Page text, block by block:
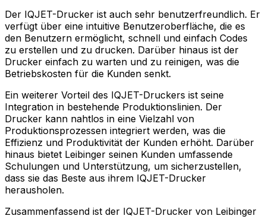
Der IQJET-Drucker ist auch sehr benutzerfreundlich. Er
verfügt über eine intuitive Benutzeroberfläche, die es
den Benutzern ermöglicht, schnell und einfach Codes
zu erstellen und zu drucken. Darüber hinaus ist der
Drucker einfach zu warten und zu reinigen, was die
Betriebskosten für die Kunden senkt.
Ein weiterer Vorteil des IQJET-Druckers ist seine
Integration in bestehende Produktionslinien. Der
Drucker kann nahtlos in eine Vielzahl von
Produktionsprozessen integriert werden, was die
Effizienz und Produktivität der Kunden erhöht. Darüber
hinaus bietet Leibinger seinen Kunden umfassende
Schulungen und Unterstützung, um sicherzustellen,
dass sie das Beste aus ihrem IQJET-Drucker
herausholen.
Zusammenfassend ist der IQJET-Drucker von Leibinger